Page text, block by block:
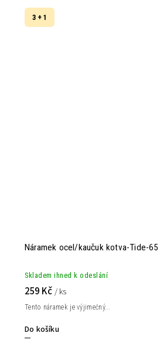
3 + 1
Náramek ocel/kaučuk kotva-Tide-65
Skladem ihned k odeslání
259 Kč / ks
Do košíku
Tento náramek je výjimečný...